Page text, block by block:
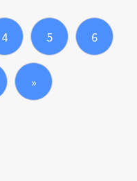
4 5 6
»